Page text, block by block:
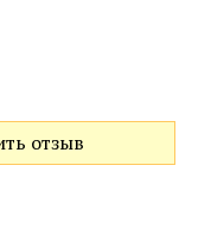
отзыв